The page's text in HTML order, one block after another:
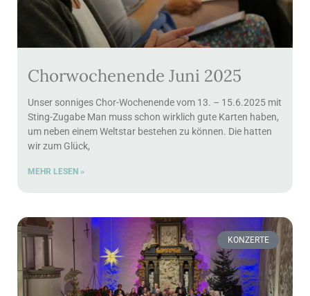
Chorwochenende Juni 2025
Unser sonniges Chor-Wochenende vom 13. – 15.6.2025 mit
Sting-Zugabe Man muss schon wirklich gute Karten haben,
um neben einem Weltstar bestehen zu können. Die hatten
wir zum Glück,
MEHR LESEN »
KONZERTE